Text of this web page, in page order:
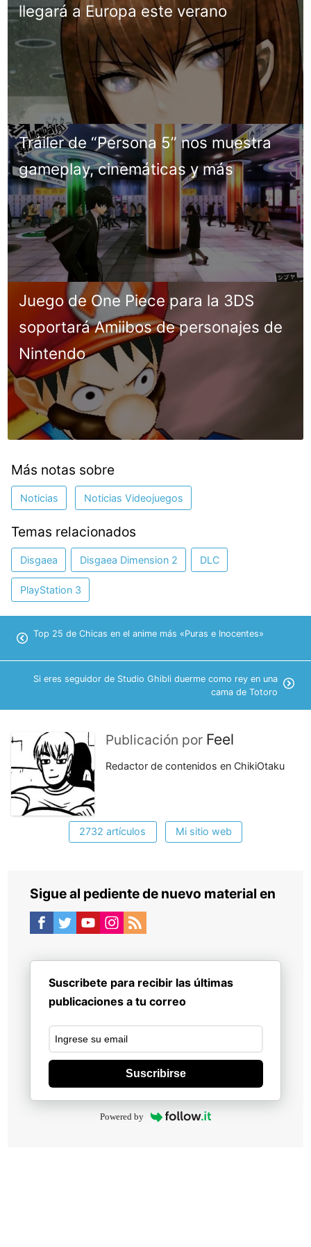
llegará a Europa este verano
Tráiler de “Persona 5” nos muestra
gameplay, cinemáticas y más
Juego de One Piece para la 3DS
soportará Amiibos de personajes de
Nintendo
Más notas sobre
Noticias Noticias Videojuegos
Temas relacionados
Disgaea Disgaea Dimension 2 DLC
PlayStation 3
Top 25 de Chicas en el anime más «Puras e Inocentes»
Si eres seguidor de Studio Ghibli duerme como rey en una
cama de Totoro
Publicación por Feel
Redactor de contenidos en ChikiOtaku
2732 artículos Mi sitio web
Sigue al pediente de nuevo material en
Suscribete para recibir las últimas
publicaciones a tu correo
Suscribirse
Powered by